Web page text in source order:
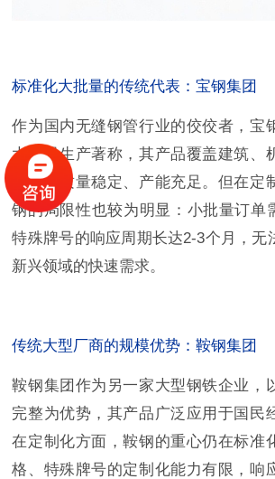
标准化大批量的传统代表：宝钢集团
作为国内无缝钢管行业的佼佼者，宝
大批量生产著称，其产品覆盖建筑、
领域，质量稳定、产能充足。但在定
钢的局限性也较为明显：小批量订单
特殊牌号的响应周期长达2-3个月，无
新兴领域的快速需求。
传统大型厂商的规模优势：鞍钢集团
鞍钢集团作为另一家大型钢铁企业，
完整为优势，其产品广泛应用于国民
在定制化方面，鞍钢的重心仍在标准
格、特殊牌号的定制化能力有限，响